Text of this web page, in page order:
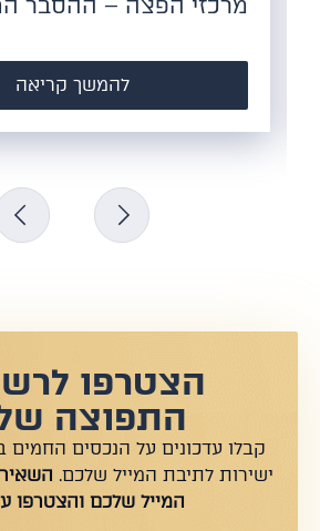
מרכזי הפצה – ההסבר המלא
להמשך קריאה
הצטרפו
התפוצה
קבלו עדכונים על הנכסים החמים
ישירות לתיבת המייל שלכם.השאירו
המייל שלכם והצטרפו